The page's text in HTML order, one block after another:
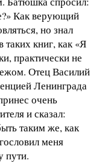
Как верующий
но знал
книг, как «Я
практически не
Отец Василий
Ленинграда
очень
и сказал:
таким же, как
меня
пути.